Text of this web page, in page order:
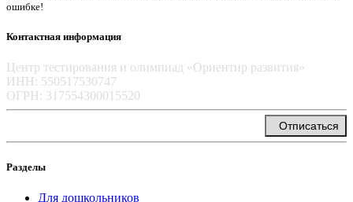
ошибке!
Контактная информация
Центр тестирования и олимпиад «Ориентир развития»
ИНН: 550517530747
ОГРН: 317554300015520
Отписаться
Разделы
Для дошкольников